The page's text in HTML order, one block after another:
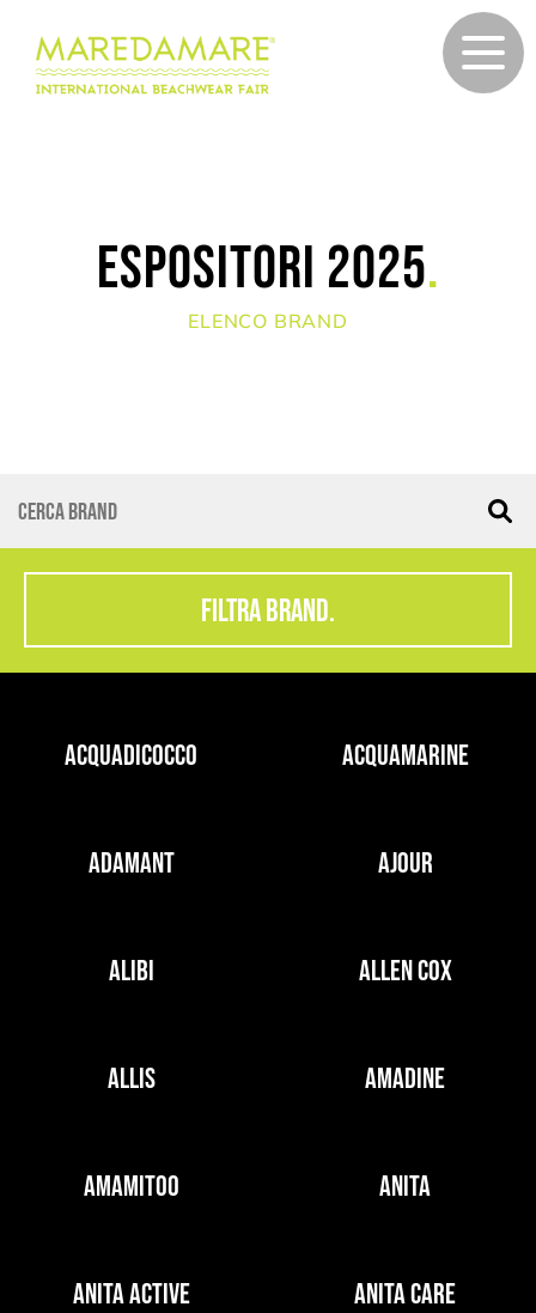
Espositori 2025.
ELENCO BRAND
FILTRA BRAND.
ACQUADICOCCO ACQUAMARINE
ADAMANT AJOUR
ALIBI ALLEN COX
ALLIS AMADINE
AMAMITOO ANITA
ANITA ACTIVE ANITA CARE